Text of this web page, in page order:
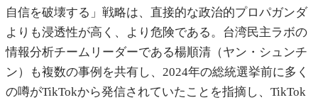
自信を破壊する」戦略は、直接的な政治的プロパガンダ
よりも浸透性が高く、より危険である。台湾民主ラボの
情報分析チームリーダーである楊順清（ヤン・シュンチ
ン）も複数の事例を共有し、2024年の総統選挙前に多く
の噂がTikTokから発信されていたことを指摘し、TikTok